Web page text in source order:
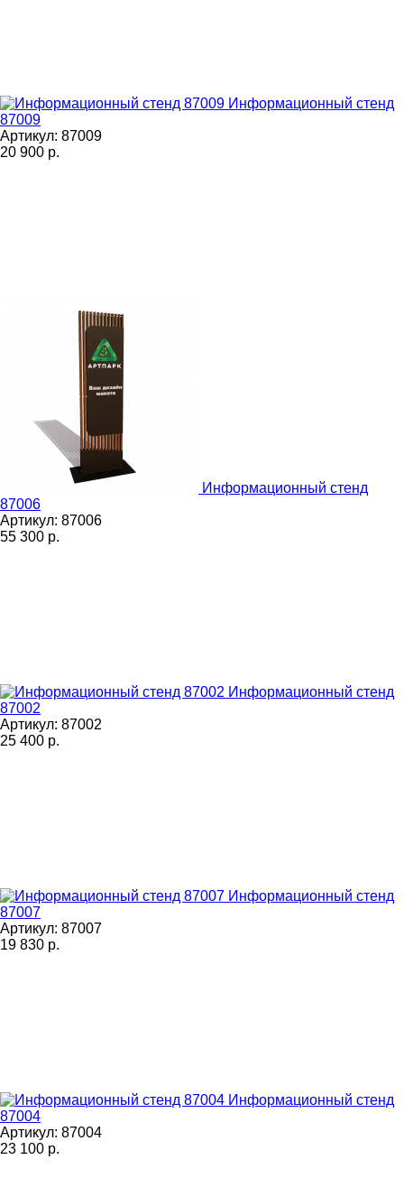
Информационный стенд
87009
Артикул: 87009
20 900 р.
Информационный стенд
87006
Артикул: 87006
55 300 р.
Информационный стенд
87002
Артикул: 87002
25 400 р.
Информационный стенд
87007
Артикул: 87007
19 830 р.
Информационный стенд
87004
Артикул: 87004
23 100 р.